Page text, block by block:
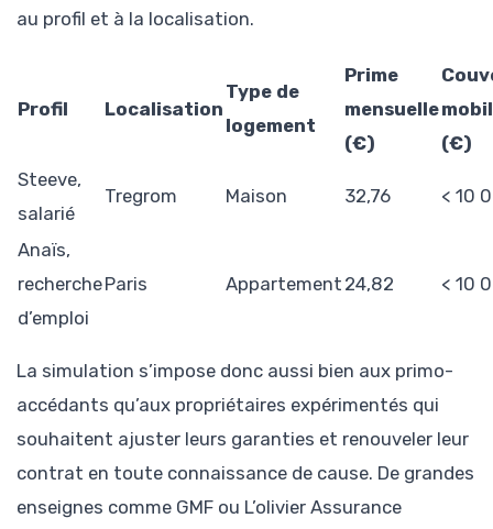
au profil et à la localisation.
Profil Localisation
Type de
logement
Prime
mensuelle
(€)
(€)
Steeve,
salarié
Tregrom Maison 32,76 < 10
Anaïs,
recherche
d’emploi
Paris Appartement 24,82 < 10
La simulation s’impose donc aussi bien aux primo-
accédants qu’aux propriétaires expérimentés qui
souhaitent ajuster leurs garanties et renouveler leur
contrat en toute connaissance de cause. De grandes
enseignes comme GMF ou L’olivier Assurance